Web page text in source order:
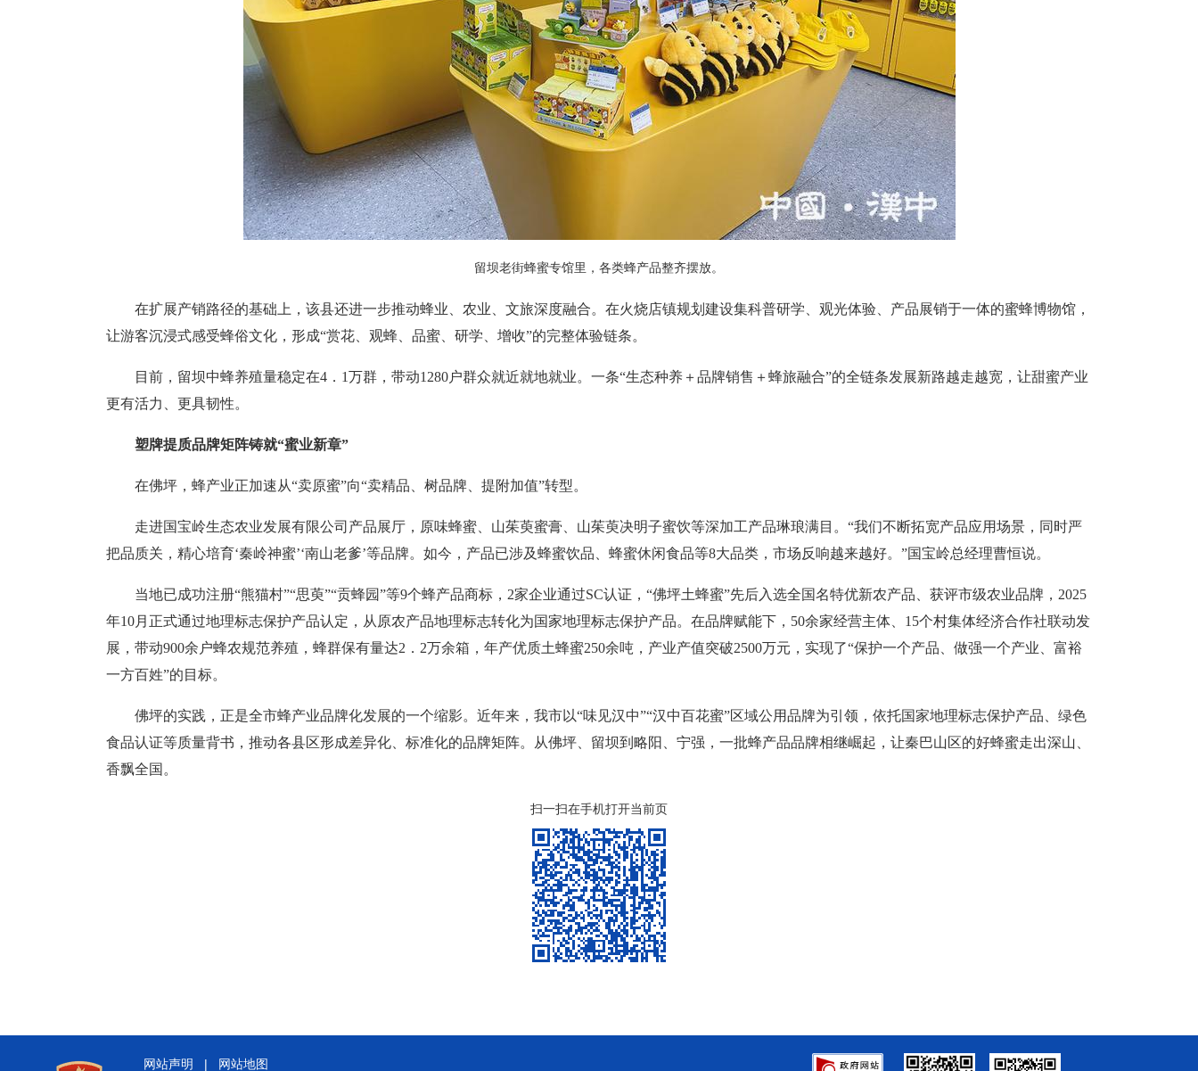
留坝老街蜂蜜专馆里，各类蜂产品整齐摆放。
在扩展产销路径的基础上，该县还进一步推动蜂业、农业、文旅深度融合。在火烧店镇规划建设集科普研学、观光体验、产品展销于一体的蜜蜂博物馆，
让游客沉浸式感受蜂俗文化，形成“赏花、观蜂、品蜜、研学、增收”的完整体验链条。
目前，留坝中蜂养殖量稳定在4．1万群，带动1280户群众就近就地就业。一条“生态种养＋品牌销售＋蜂旅融合”的全链条发展新路越走越宽，让甜蜜产业
更有活力、更具韧性。
塑牌提质品牌矩阵铸就“蜜业新章”
在佛坪，蜂产业正加速从“卖原蜜”向“卖精品、树品牌、提附加值”转型。
走进国宝岭生态农业发展有限公司产品展厅，原味蜂蜜、山茱萸蜜膏、山茱萸决明子蜜饮等深加工产品琳琅满目。“我们不断拓宽产品应用场景，同时严
把品质关，精心培育‘秦岭神蜜’‘南山老爹’等品牌。如今，产品已涉及蜂蜜饮品、蜂蜜休闲食品等8大品类，市场反响越来越好。”国宝岭总经理曹恒说。
当地已成功注册“熊猫村”“思萸”“贡蜂园”等9个蜂产品商标，2家企业通过SC认证，“佛坪土蜂蜜”先后入选全国名特优新农产品、获评市级农业品牌，2025
年10月正式通过地理标志保护产品认定，从原农产品地理标志转化为国家地理标志保护产品。在品牌赋能下，50余家经营主体、15个村集体经济合作社联动发
展，带动900余户蜂农规范养殖，蜂群保有量达2．2万余箱，年产优质土蜂蜜250余吨，产业产值突破2500万元，实现了“保护一个产品、做强一个产业、富裕
一方百姓”的目标。
佛坪的实践，正是全市蜂产业品牌化发展的一个缩影。近年来，我市以“味见汉中”“汉中百花蜜”区域公用品牌为引领，依托国家地理标志保护产品、绿色
食品认证等质量背书，推动各县区形成差异化、标准化的品牌矩阵。从佛坪、留坝到略阳、宁强，一批蜂产品品牌相继崛起，让秦巴山区的好蜂蜜走出深山、
香飘全国。
扫一扫在手机打开当前页
网站声明 | 网站地图